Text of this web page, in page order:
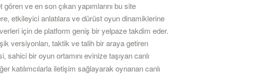
ve en son çıkan yapımlarını bu site
etkileyici anlatılara ve dürüst oyun dinamiklerine
için de platform geniş bir yelpaze takdim eder.
versiyonları, taktik ve talih bir araya getiren
sahici bir oyun ortamını evinize taşıyan canlı
katılımcılarla iletişim sağlayarak oynanan canlı